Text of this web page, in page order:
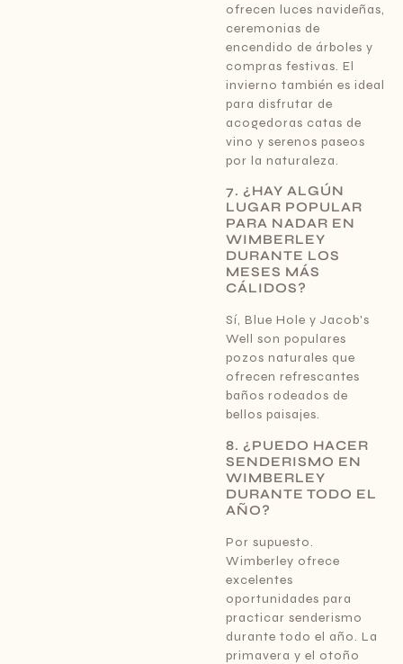
ofrecen luces navideñas,
ceremonias de
encendido de árboles y
compras festivas. El
invierno también es ideal
para disfrutar de
acogedoras catas de
vino y serenos paseos
por la naturaleza.
7. ¿HAY ALGÚN
LUGAR POPULAR
PARA NADAR EN
WIMBERLEY
DURANTE LOS
MESES MÁS
CÁLIDOS?
Sí, Blue Hole y Jacob's
Well son populares
pozos naturales que
ofrecen refrescantes
baños rodeados de
bellos paisajes.
8. ¿PUEDO HACER
SENDERISMO EN
WIMBERLEY
DURANTE TODO EL
AÑO?
Por supuesto.
Wimberley ofrece
excelentes
oportunidades para
practicar senderismo
durante todo el año. La
primavera y el otoño